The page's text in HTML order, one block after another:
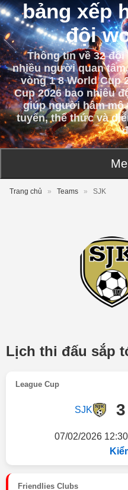
bảng xếp
đội
Thông tin về 32
nhiều người quan
vòng 1 8 World Cup
Cup 2026 bao nhiêu
giúp người hâm mộ
tuyển, thể thức và
Trang chủ » Teams » SJK
Lịch thi đấu sắp
League Cup
SJK
07/02/2026
Friendlies Clubs